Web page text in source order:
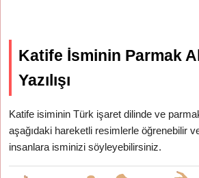
Katife İsminin Parmak
Yazılışı
Katife isiminin Türk işaret dilinde ve
aşağıdaki hareketli resimlerle öğrenebilir
insanlara isminizi söyleyebilirsiniz.